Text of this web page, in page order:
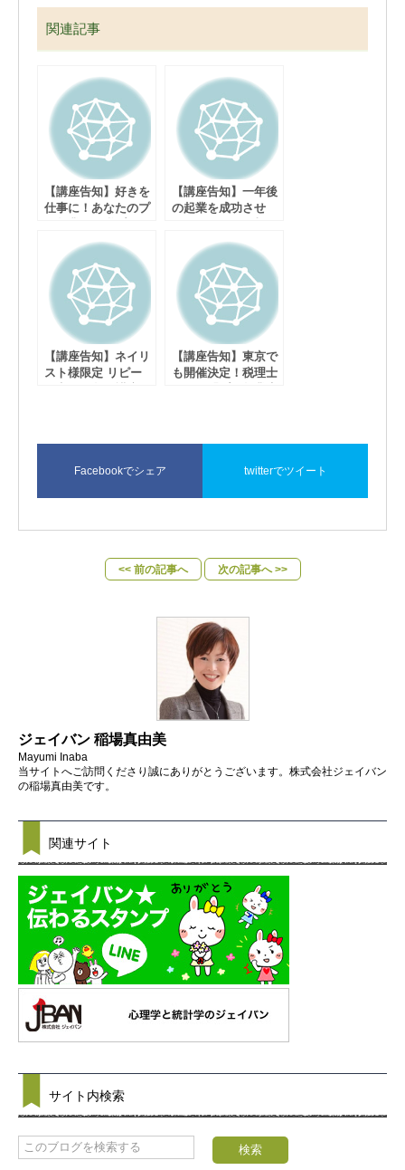
関連記事
【講座告知】好きを
仕事に！あなたのプ
【講座告知】一年後
の起業を成功させ
値ブランディングセ
ミナー
【講座告知】ネイリ
スト様限定 リピー
【講座告知】東京で
も開催決定！税理士
Facebookでシェア twitterでツイート
<< 前の記事へ 次の記事へ >>
ジェイバン 稲場真由美
Mayumi Inaba
当サイトへご訪問くださり誠にありがとうございます。株式会社ジェイバン
の稲場真由美です。
関連サイト
サイト内検索